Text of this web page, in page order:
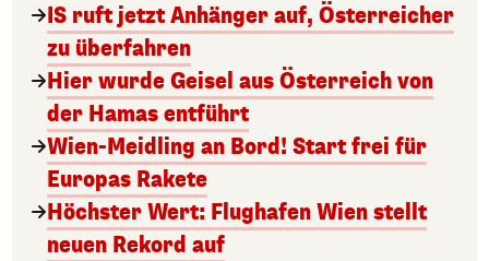
IS ruft jetzt Anhänger auf, Österreicher
zu überfahren
Hier wurde Geisel aus Österreich von
der Hamas entführt
Wien-Meidling an Bord! Start frei für
Europas Rakete
Höchster Wert: Flughafen Wien stellt
neuen Rekord auf